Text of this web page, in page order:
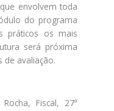
envolvem toda
do programa
práticos os mais
será próxima
de avaliação.
Fiscal, 27ª